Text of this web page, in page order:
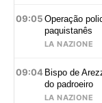
09:05 Operação
paquistanês
LA NAZIONE
09:04 Bispo de
do padroeiro
LA NAZIONE